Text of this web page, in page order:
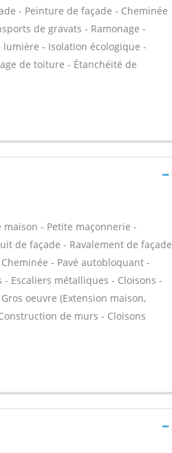
- Peinture de façade - Cheminée
de gravats - Ramonage -
lumière - Isolation écologique -
de toiture - Étanchéité de
- Petite maçonnerie -
de façade - Ravalement de façade
- Pavé autobloquant -
Escaliers métalliques - Cloisons -
oeuvre (Extension maison,
de murs - Cloisons